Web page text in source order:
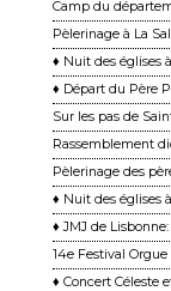
Camp du
Pèlerinage à La
♦ Nuit des églises
♦ Départ du Père
Sur les pas de
Rassemblement
Pèlerinage des
♦ Nuit des églises
♦ JMJ de
14e Festival
♦ Concert Céleste